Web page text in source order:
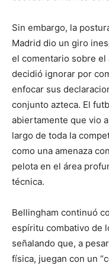
Sin embargo, la
Madrid dio un giro
el comentario sobre el
decidió ignorar por
enfocar sus
conjunto azteca. El
abiertamente que vio
largo de toda la
como una amenaza
pelota en el área
técnica.
Bellingham continuó
espíritu combativo de
señalando que, a
física, juegan con un